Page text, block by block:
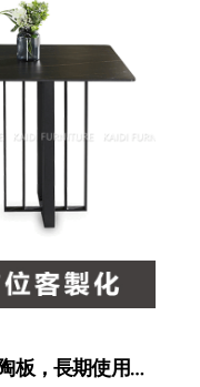
餐桌CP值比較｜木頭vs岩板、陶板，長期使用哪個更劃算？